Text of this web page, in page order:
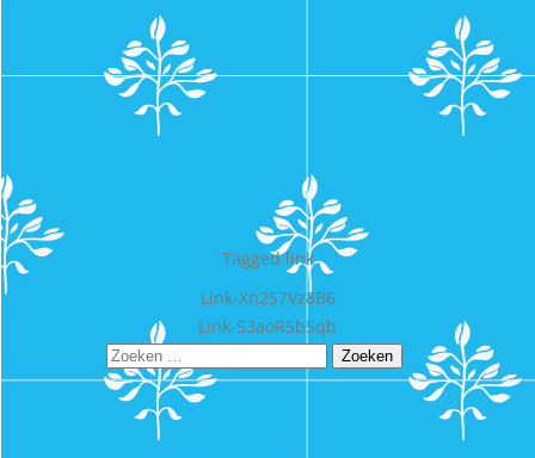
Taggedlink
navigatie
Link-Xn2S7Vz8B6
Link-53aoR5b5qb
Zoeken
naar: